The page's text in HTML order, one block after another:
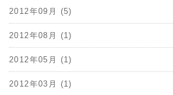
2012年09月 (5)
2012年08月 (1)
2012年05月 (1)
2012年03月 (1)